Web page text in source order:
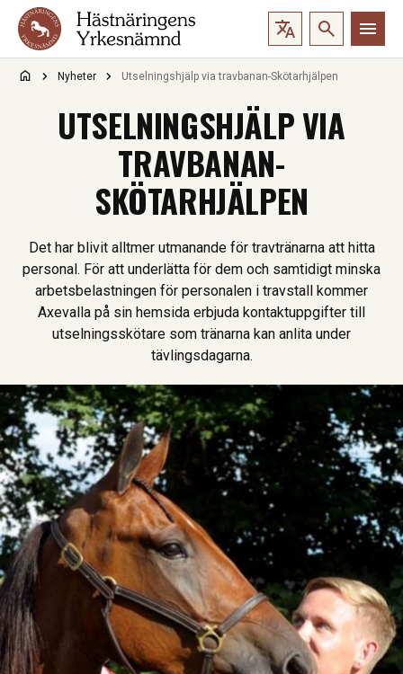
Hoppa till innehåll
Nyheter Utselningshjälp via travbanan-Skötarhjälpen
UTSELNINGSHJÄLP VIA
TRAVBANAN-
SKÖTARHJÄLPEN
Det har blivit alltmer utmanande för travtränarna att hitta
personal. För att underlätta för dem och samtidigt minska
arbetsbelastningen för personalen i travstall kommer
Axevalla på sin hemsida erbjuda kontaktuppgifter till
utselningsskötare som tränarna kan anlita under
tävlingsdagarna.